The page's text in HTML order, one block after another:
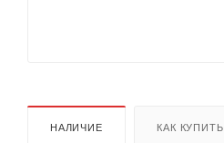
НАЛИЧИЕ КАК КУПИТЬ